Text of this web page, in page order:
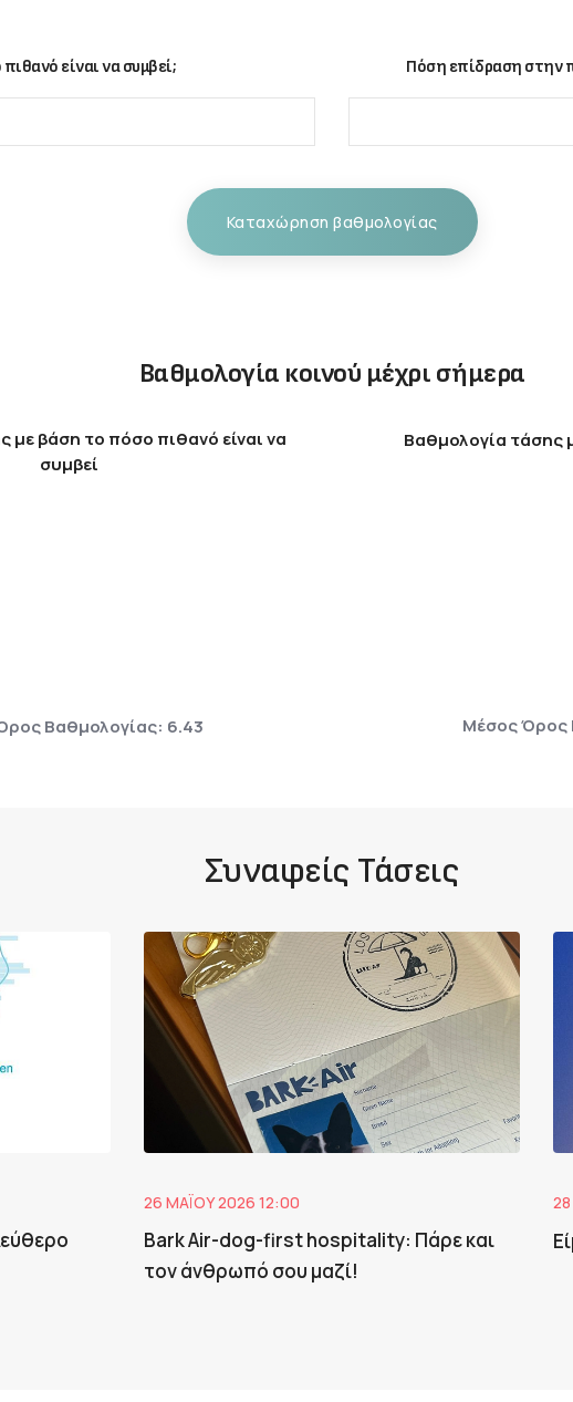
είναι να συμβεί; Πόση επίδραση στην
Καταχώρηση βαθμολογίας
Βαθμολογία κοινού μέχρι σήμερα
με βάση το πόσο πιθανό είναι να
συμβεί
Βαθμολογίας: 6.43
Βαθμολογία τάσης
Μέσος Όρος
Συναφείς Τάσεις
26 ΜΑΪ́ΟΥ 2026 12:00
Bark Air-dog-first hospitality: Πάρε και
τον άνθρωπό σου μαζί!